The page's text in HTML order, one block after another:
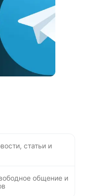
статьи и
общение и